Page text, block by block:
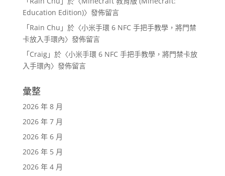
Education Edition)〉發佈留言
「Rain Chu 」於〈小米手環 6 NFC 手把手教學，將門禁
卡放入手環內〉發佈留言
「Craig」於〈小米手環 6 NFC 手把手教學，將門禁卡放
入手環內〉發佈留言
彙整
2026 年 8 月
2026 年 7 月
2026 年 6 月
2026 年 5 月
2026 年 4 月